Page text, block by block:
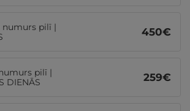
numurs pilī |
450€
pilī |
DIENĀS
259€